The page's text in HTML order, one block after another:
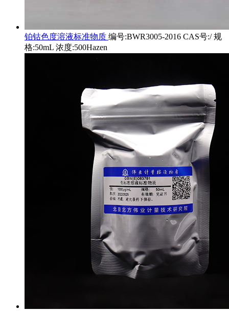
铂钴色度溶液标准物质 编号:BWR3005-2016 CAS号:/ 规
格:50mL 浓度:500Hazen